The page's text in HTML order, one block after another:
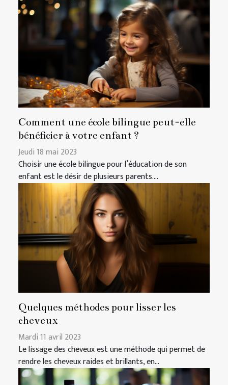
Comment une école bilingue peut-elle
bénéficier à votre enfant ?
Jeudi 18 mai 2023
Choisir une école bilingue pour l’éducation de son
enfant est le désir de plusieurs parents....
Quelques méthodes pour lisser les
cheveux
Mardi 11 avril 2023
Le lissage des cheveux est une méthode qui permet de
rendre les cheveux raides et brillants, en...